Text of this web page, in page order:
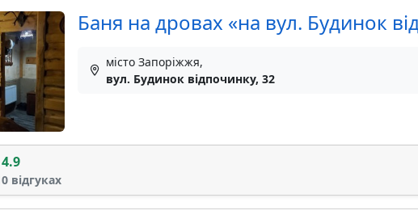
Баня на дровах «на вул. Будинок
місто Запоріжжя,
вул. Будинок відпочинку, 32
4.9
відгуках